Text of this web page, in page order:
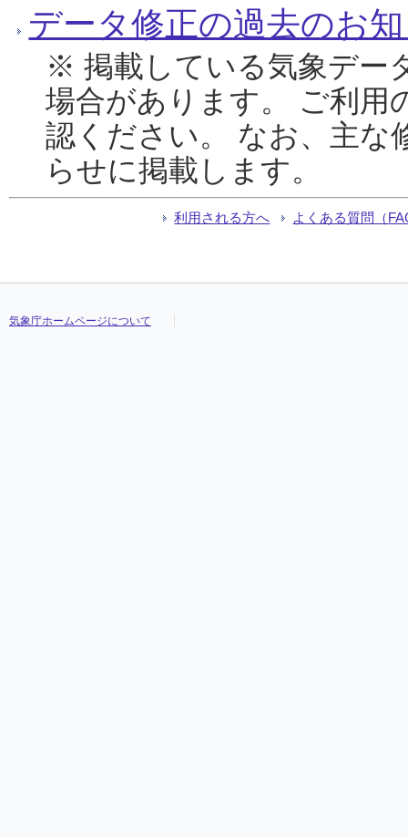
データ修正の過去のお
※ 掲載している気象デー
場合があります。 ご利用
認ください。 なお、主な
らせに掲載します。
利用される方へ よくある質問（
気象庁ホームページについて